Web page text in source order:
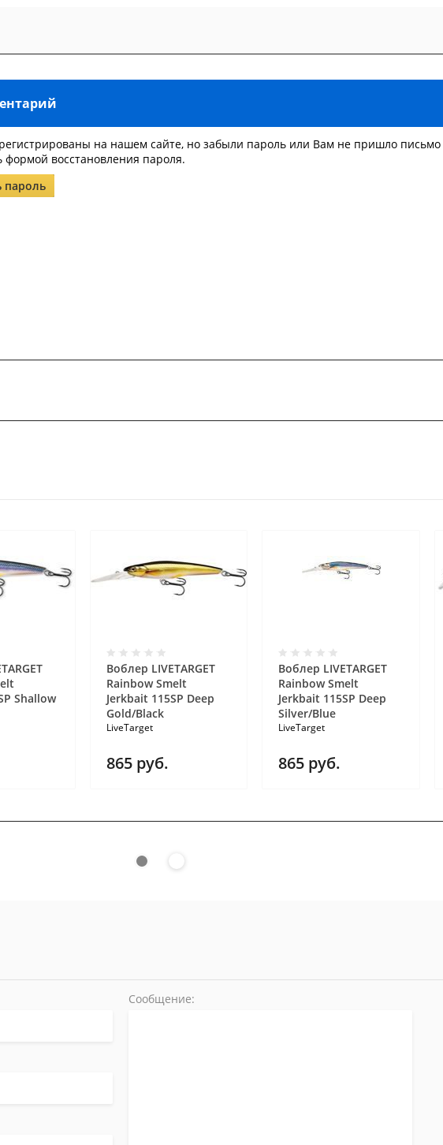
на нашем сайте, но забыли пароль или Вам не пришло
формой восстановления пароля.
пароль
Shallow
Воблер LIVETARGET
Rainbow Smelt
Jerkbait 115SP Deep
Gold/Black
LiveTarget
865руб.
Воблер LIVETARGET
Rainbow Smelt
Jerkbait 115SP Deep
Silver/Blue
LiveTarget
865 руб.
Сообщение: